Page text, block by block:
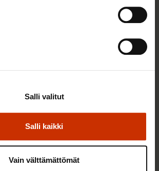
Salli kaikki
Salli valitut
Vain välttämättömät